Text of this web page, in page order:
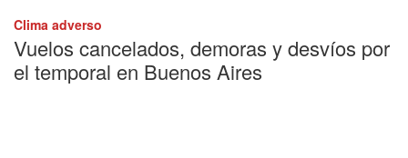
Clima adverso
Vuelos cancelados, demoras y desvíos por
el temporal en Buenos Aires